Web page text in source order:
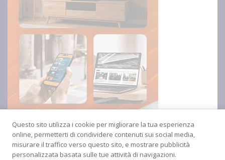
Questo sito utilizza i cookie per migliorare la tua esperienza
online, permetterti di condividere contenuti sui social media,
misurare il traffico verso questo sito, e mostrare pubblicità
personalizzata basata sulle tue attività di navigazioni.